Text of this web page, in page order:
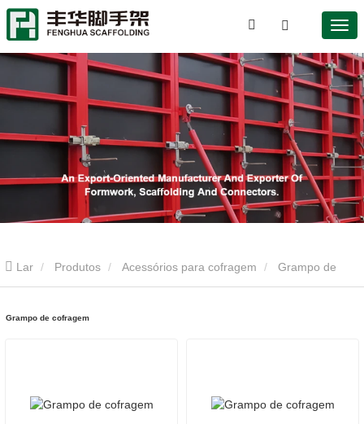
Lar Produtos Acessórios para cofragem
Grampo de cofragem